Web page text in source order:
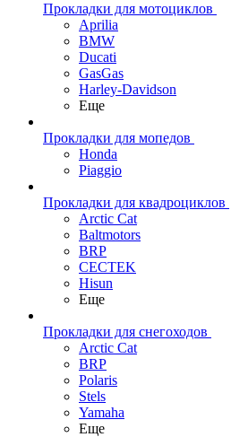
Прокладки для мотоциклов
Aprilia
BMW
Ducati
GasGas
Harley-Davidson
Еще
Прокладки для мопедов
Honda
Piaggio
Прокладки для квадроциклов
Arctic Cat
Baltmotors
BRP
CECTEK
Hisun
Еще
Прокладки для снегоходов
Arctic Cat
BRP
Polaris
Stels
Yamaha
Еще